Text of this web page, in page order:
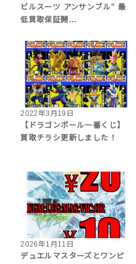
ビルスーツ アンサンブル” 最
低買取保証開…
2022年3月19日
【ドラゴンボール一番くじ】
買取チラシ更新しました！
2026年1月11日
デュエルマスターズとワンピ